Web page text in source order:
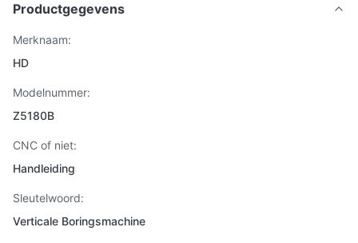
Productgegevens
Merknaam:
HD
Modelnummer:
Z5180B
CNC of niet:
Handleiding
Sleutelwoord:
Verticale Boringsmachine